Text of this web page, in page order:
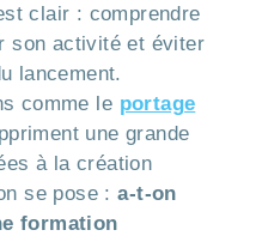
clair : comprendre
son activité et éviter
lancement.
comme le portage
une grande
à la création
se pose :a-t-on
formation